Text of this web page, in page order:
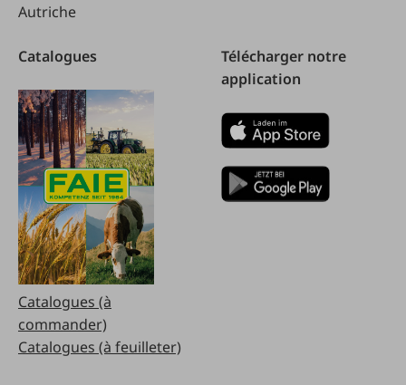
Autriche
Catalogues
Catalogues (à
commander)
Catalogues (à feuilleter)
Télécharger notre
application